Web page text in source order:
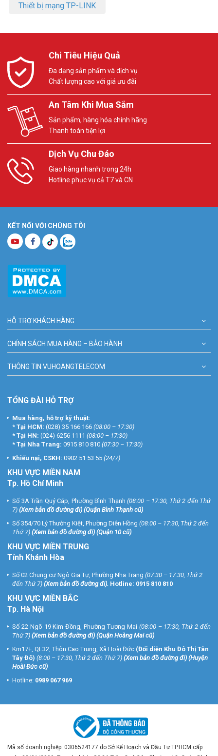
Thiết bị mạng TP-LINK
Chi Tiêu Hiệu Quả
Đa dạng sản phẩm và dịch vụ
Chất lượng cao với giá ưu đãi
An Tâm Khi Mua Sắm
Sản phẩm, hàng hóa chính hãng
Thanh toán tiện lợi
Dịch Vụ Chu Đáo
Giao hàng nhanh trong 24h
Hotline phục vụ cả T7 và CN
KẾT NỐI VỚI CHÚNG TÔI
HỖ TRỢ KHÁCH HÀNG
CHÍNH SÁCH MUA HÀNG – BẢO HÀNH
THÔNG TIN VUHOANGTELECOM
TỔNG ĐÀI HỖ TRỢ
Mua hàng, hỗ trợ kỹ thuật:
* Tại HCM: (028) 35 166 166 (08:00 – 17:30)
* Tại HN: (024) 6256 1111 (08:00 – 17:30)
* Tại Nha Trang: 0915 810 810 (07:30 – 17:30)
Khiếu nại, CSKH: 0902 51 53 55 (24/7)
KHU VỰC MIỀN NAM
Tp. Hồ Chí Minh
Số 3A Trần Quý Cáp, Phường Bình Thạnh (08:00 – 17:30, Thứ 2 đến Thứ
7) (Xem bản đồ đường đi) (Quận Bình Thạnh cũ)
Số 354/70 Lý Thường Kiệt, Phường Diên Hồng (08:00 – 17:30, Thứ 2 đến
Thứ 7) (Xem bản đồ đường đi) (Quận 10 cũ)
KHU VỰC MIỀN TRUNG
Tỉnh Khánh Hòa
Số 02 Chung cư Ngô Gia Tự, Phường Nha Trang (07:30 – 17:30, Thứ 2
đến Thứ 7) (Xem bản đồ đường đi). Hotline: 0915 810 810
KHU VỰC MIỀN BẮC
Tp. Hà Nội
Số 22 Ngõ 19 Kim Đồng, Phường Tương Mai (08:00 – 17:30, Thứ 2 đến
Thứ 7) (Xem bản đồ đường đi) (Quận Hoàng Mai cũ)
Km17+, QL32, Thôn Cao Trung, Xã Hoài Đức (Đối diện Khu Đô Thị Tân
Tây Đô) (8:00 – 17:30, Thứ 2 đến Thứ 7) (Xem bản đồ đường đi) (Huyện
Hoài Đức cũ)
Hotline: 0989 067 969
Mã số doanh nghiệp: 0306524177 do Sở Kế Hoạch và Đầu Tư TP.HCM cấp